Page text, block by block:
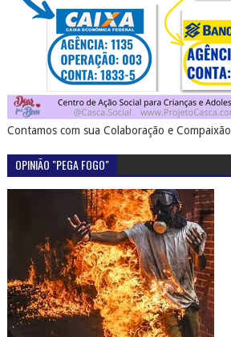
Contamos com sua Colaboração e Compaixão
OPINIÃO "PEGA FOGO"